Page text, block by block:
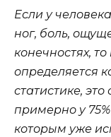
Если у
ног, боль,
конечностях,
определяется
статистике,
примерно у
которым уже